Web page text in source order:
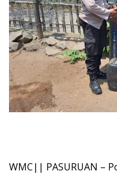
WMC|| PASURUAN –